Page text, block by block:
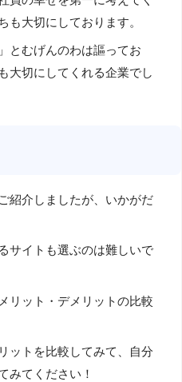
も大切にしております。
とむげんのわは謳ってお
大切にしてくれる企業でし
紹介しましたが、いかがだ
サイトも選ぶのは難しいで
リット・デメリットの比較
ットを比較してみて、自分
みてください！